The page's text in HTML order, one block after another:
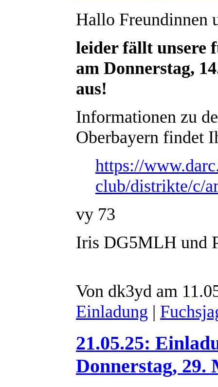
Hallo Freundinnen
leider fällt unsere
am Donnerstag,
aus!
Informationen zu
Oberbayern findet
https://
club/distrikte/c/
vy 73
Iris DG5MLH und
Von dk3yd am
Einladung |
21.05.25:
Donnerstag, 29.